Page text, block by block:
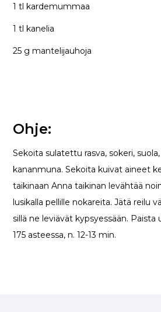
1 tl kardemummaa
1 tl kanelia
25 g mantelijauhoja
Ohje:
Sekoita sulatettu rasva, sokeri, suola,
kananmuna. Sekoita kuivat aineet
taikinaan Anna taikinan levähtää
lusikalla pellille nokareita. Jätä reilu
sillä ne leviävät kypsyessään. Paista
175 asteessa, n. 12-13 min.